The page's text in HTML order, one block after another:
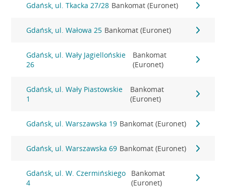
Gdańsk, ul. Tkacka 27/28 Bankomat (Euronet)
Gdańsk, ul. Wałowa 25 Bankomat (Euronet)
Gdańsk, ul. Wały Jagiellońskie
26
Bankomat
(Euronet)
Gdańsk, ul. Wały Piastowskie
1
Bankomat
(Euronet)
Gdańsk, ul. Warszawska 19 Bankomat (Euronet)
Gdańsk, ul. Warszawska 69 Bankomat (Euronet)
Gdańsk, ul. W. Czermińskiego
4
Bankomat
(Euronet)